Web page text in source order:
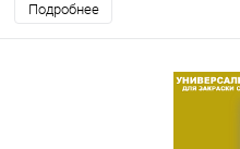
Подробнее